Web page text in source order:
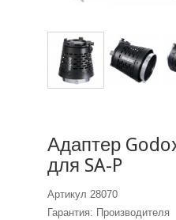
Адаптер
для SA-P
Артикул 28070
Гарантия: Производителя